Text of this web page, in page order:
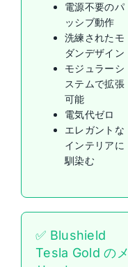
電源不要のパ
ッシブ動作
洗練されたモ
ダンデザイン
モジュラーシ
ステムで拡張
可能
電気代ゼロ
エレガントな
インテリアに
馴染む
✅ Blushield
Tesla Gold のメ